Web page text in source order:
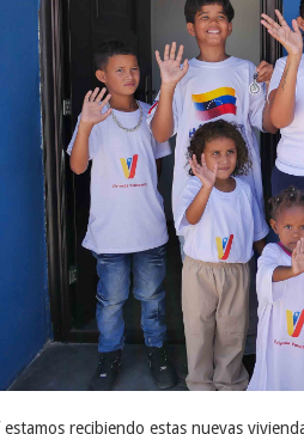
estamos recibiendo estas nuevas